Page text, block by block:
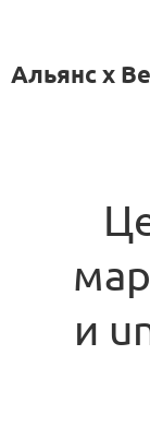
Альянс x
и